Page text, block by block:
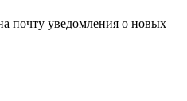
почту уведомления о новых